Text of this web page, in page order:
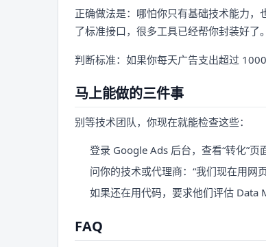
正确做法是：哪怕你只有基础技术能力
了标准接口，很多工具已经帮你封装好了。
判断标准：如果你每天广告支出超过
马上能做的三件事
别等技术团队，你现在就能检查这些：
登录 Google Ads 后台，查看“转化”页
问你的技术或代理商：“我们现在用网
如果还在用代码，要求他们评估 Data
FAQ